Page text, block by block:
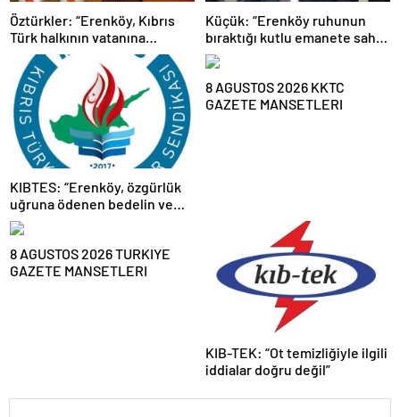
Öztürkler: “Erenköy, Kıbrıs
Türk halkının vatanına
vurduğu silinmez mührüdür”
Küçük: “Erenköy ruhunun
bıraktığı kutlu emanete sahip
çıkacağız”
KIBTES: “Erenköy, özgürlük
uğruna ödenen bedelin ve
teslim olmayan milli iradenin
sembolüdür”
8 AGUSTOS 2026 KKTC
GAZETE MANSETLERI
8 AGUSTOS 2026 TURKIYE
GAZETE MANSETLERI
KIB-TEK: “Ot temizliğiyle ilgili
iddialar doğru değil”